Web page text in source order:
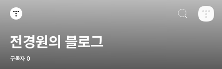
전경원의 블로그
구독자 0